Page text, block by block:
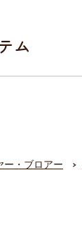
ム
ー・ブロアー